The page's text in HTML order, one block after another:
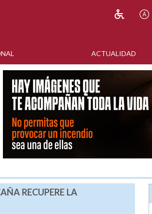
ACTUALIDAD
RECUPERE LA